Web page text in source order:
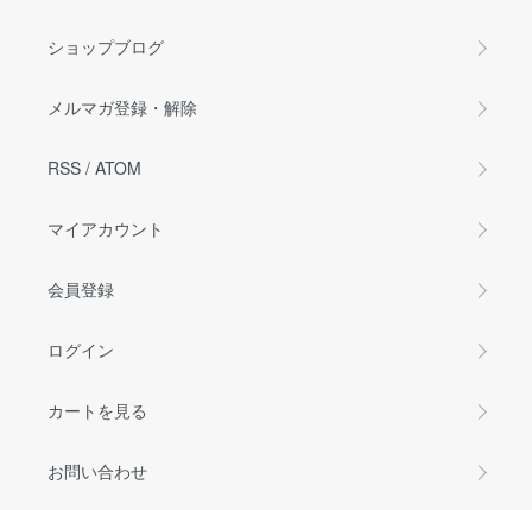
ショップブログ
メルマガ登録・解除
RSS / ATOM
マイアカウント
会員登録
ログイン
カートを見る
お問い合わせ